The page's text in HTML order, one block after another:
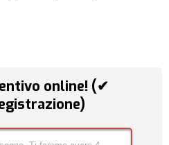
online! (✔